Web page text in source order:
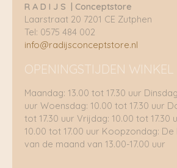
R A D I J S | Conceptstore
Laarstraat 20 7201 CE Zutphen
Tel: 0575 484 002
info@radijsconceptstore.nl
OPENINGSTIJDEN WINKEL
Maandag: 13.00 tot 17.30 uur
uur Woensdag: 10.00 tot 17.30 uur
tot 17.30 uur Vrijdag: 10.00 tot 17.30
10.00 tot 17.00 uur Koopzondag:
van de maand van 13.00-17.00 uur